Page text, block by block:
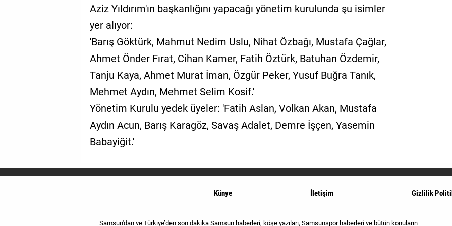
Aziz Yıldırım'ın başkanlığını yapacağı yönetim kurulunda şu isimler
yer alıyor:
'Barış Göktürk, Mahmut Nedim Uslu, Nihat Özbağı, Mustafa Çağlar,
Ahmet Önder Fırat, Cihan Kamer, Fatih Öztürk, Batuhan Özdemir,
Tanju Kaya, Ahmet Murat İman, Özgür Peker, Yusuf Buğra Tanık,
Mehmet Aydın, Mehmet Selim Kosif.'
Yönetim Kurulu yedek üyeler: 'Fatih Aslan, Volkan Akan, Mustafa
Aydın Acun, Barış Karagöz, Savaş Adalet, Demre İşçen, Yasemin
Babayiğit.'
Künye İletişim Gizlilik
Samsun'dan ve Türkiye’den son dakika Samsun haberleri, köşe yazıları, Samsunspor haberleri ve bütün konuların